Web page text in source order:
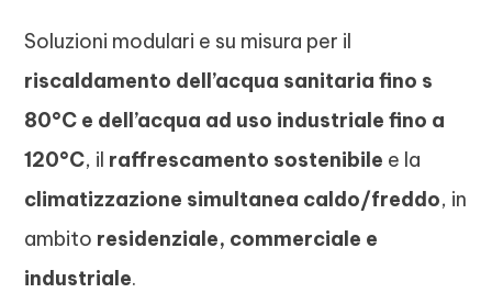
Soluzioni modulari e su misura per il
riscaldamento dell’acqua sanitaria fino s
80°C e dell’acqua ad uso industriale fino a
120°C, il raffrescamento sostenibile e la
climatizzazione simultanea caldo/freddo, in
ambito residenziale, commerciale e
industriale.